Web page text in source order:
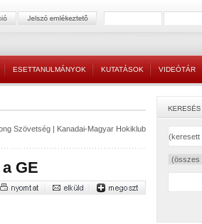
ESETTANULMÁNYOK KUTATÁSOK VIDEÓTÁR
Szövetség | Kanadai-Magyar Hokiklub
GE